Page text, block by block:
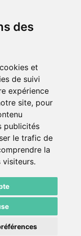
des
et
de suivi
expérience
site, pour
publicités
le trafic de
la
visiteurs.